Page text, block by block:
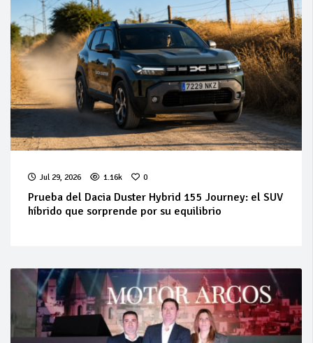
Jul 29, 2026 1.16k 0
Prueba del Dacia Duster Hybrid 155 Journey: el SUV
híbrido que sorprende por su equilibrio